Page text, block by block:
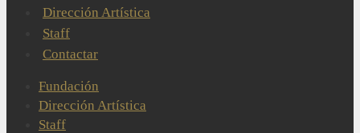
Dirección Artística
Staff
Contactar
Fundación
Dirección Artística
Staff